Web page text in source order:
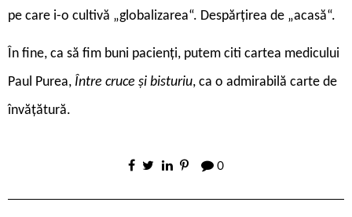
pe care i-o cultivă „globalizarea“. Despărțirea de „acasă“.
În fine, ca să fim buni pacienți, putem citi cartea medicului
Paul Purea, Între cruce și bisturiu, ca o admirabilă carte de
învățătură.
0